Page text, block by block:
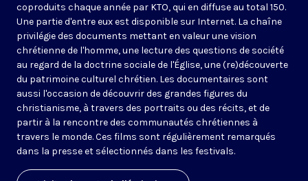
coproduits chaque année par KTO, qui en diffuse au total 150.
Une partie d'entre eux est disponible sur Internet. La chaîne
privilégie des documents mettant en valeur une vision
chrétienne de l'homme, une lecture des questions de société
au regard de la doctrine sociale de l'Église, une (re)découverte
du patrimoine culturel chrétien. Les documentaires sont
aussi l'occasion de découvrir des grandes figures du
christianisme, à travers des portraits ou des récits, et de
partir à la rencontre des communautés chrétiennes à
travers le monde. Ces films sont régulièrement remarqués
dans la presse et sélectionnés dans les festivals.